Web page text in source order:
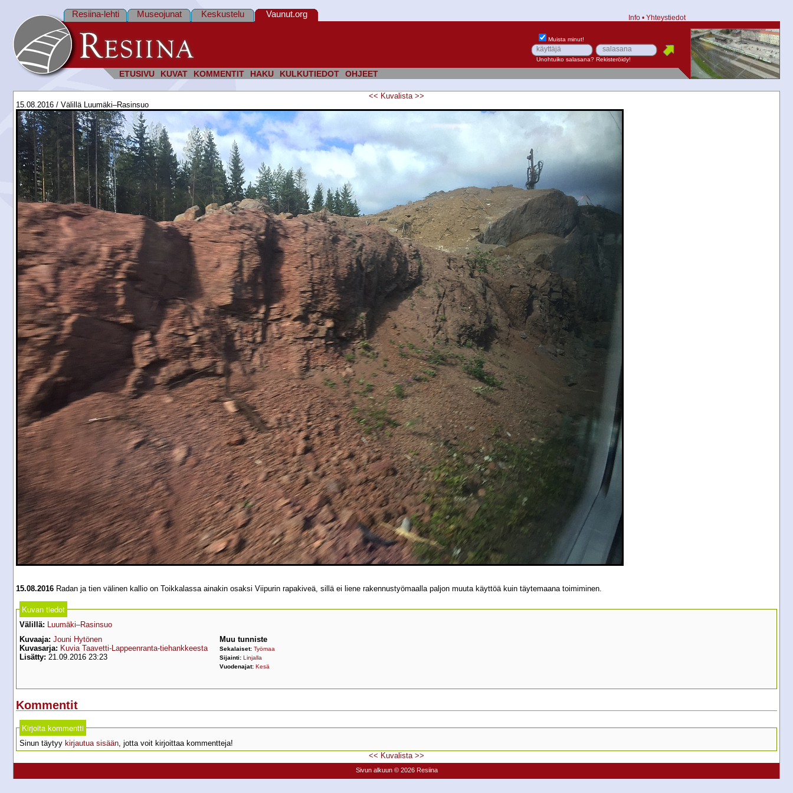
ETUSIVU KUVAT KOMMENTIT HAKU KULKUTIEDOT OHJEET
Resiina-lehti Museojunat Keskustelu Vaunut.org Info • Yhteystiedot
Muista minut!
Unohtuiko salasana? Rekisteröidy!
<< Kuvalista >>
15.08.2016 / Välillä Luumäki–Rasinsuo
15.08.2016 Radan ja tien välinen kallio on Toikkalassa ainakin osaksi Viipurin rapakiveä, sillä ei liene rakennustyömaalla paljon muuta käyttöä kuin täytemaana toimiminen.
Kuvan tiedot
Välillä: Luumäki–Rasinsuo
Kuvaaja: Jouni Hytönen
Kuvasarja: Kuvia Taavetti-Lappeenranta-tiehankkeesta
Lisätty: 21.09.2016 23:23
Muu tunniste
Sekalaiset: Työmaa
Sijainti: Linjalla
Vuodenajat: Kesä
Kommentit
Kirjoita kommentti
Sinun täytyy kirjautua sisään, jotta voit kirjoittaa kommentteja!
<< Kuvalista >>
Sivun alkuun © 2026 Resiina